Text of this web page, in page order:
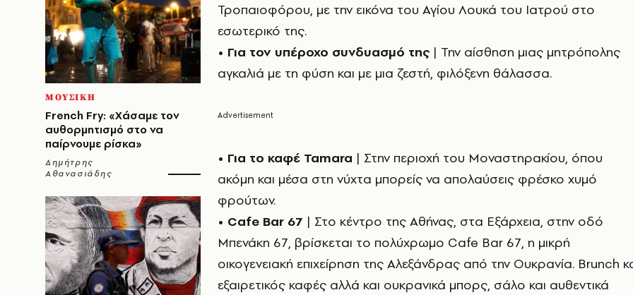
ΜΟΥΣΙΚΗ
French Fry: «Χάσαμε τον
αυθορμητισμό στο να
παίρνουμε ρίσκα»
Δημήτρης
Αθανασιάδης
Τροπαιοφόρου, με την εικόνα του Αγίου Λουκά του Ιατρού στο
εσωτερικό της.
• Για τον υπέροχο συνδυασμό της | Την αίσθηση μιας μητρόπολης
αγκαλιά με τη φύση και με μια ζεστή, φιλόξενη θάλασσα.
• Για το καφέ Tamara | Στην περιοχή του Μοναστηρακίου, όπου
ακόμη και μέσα στη νύχτα μπορείς να απολαύσεις φρέσκο χυμό
φρούτων.
• Cafe Bar 67 | Στο κέντρο της Αθήνας, στα Εξάρχεια, στην οδό
Μπενάκη 67, βρίσκεται το πολύχρωμο Cafe Bar 67, η μικρή
οικογενειακή επιχείρηση της Αλεξάνδρας από την Ουκρανία. Brunch
εξαιρετικός καφές αλλά και ουκρανικά μπορς, σάλο και αυθεντικά